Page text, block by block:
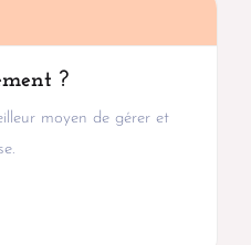
?
moyen de gérer et